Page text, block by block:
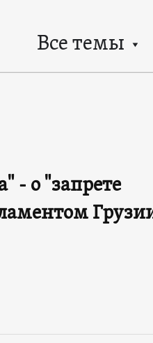
Все темы
- о "запрете